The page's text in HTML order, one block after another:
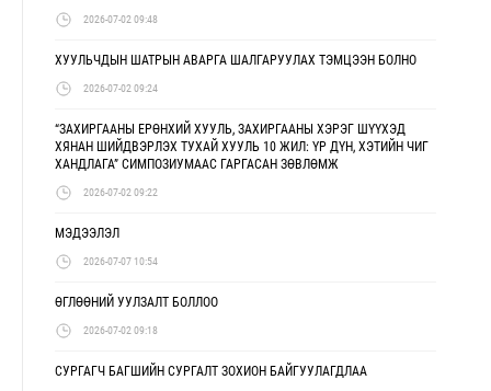
2026-07-02 09:48
ХУУЛЬЧДЫН ШАТРЫН АВАРГА ШАЛГАРУУЛАХ ТЭМЦЭЭН БОЛНО
2026-07-02 09:24
“ЗАХИРГААНЫ ЕРӨНХИЙ ХУУЛЬ, ЗАХИРГААНЫ ХЭРЭГ ШҮҮХЭД
ХЯНАН ШИЙДВЭРЛЭХ ТУХАЙ ХУУЛЬ 10 ЖИЛ: ҮР ДҮН, ХЭТИЙН ЧИГ
ХАНДЛАГА” СИМПОЗИУМААС ГАРГАСАН ЗӨВЛӨМЖ
2026-07-02 09:22
МЭДЭЭЛЭЛ
2026-07-07 10:54
ӨГЛӨӨНИЙ УУЛЗАЛТ БОЛЛОО
2026-07-02 09:18
СУРГАГЧ БАГШИЙН СУРГАЛТ ЗОХИОН БАЙГУУЛАГДЛАА